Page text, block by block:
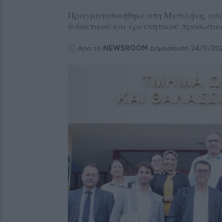
Πραγματοποιήθηκε στη Μυτιλήνη,
διδακτικού και ερευνητικού
Από το NEWSROOM Δημοσίευση 24/11/